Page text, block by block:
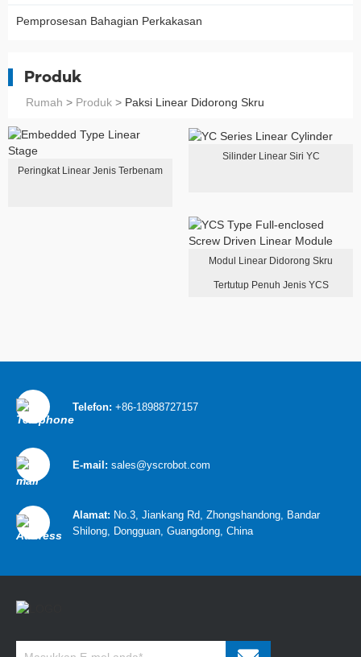
Pemprosesan Bahagian Perkakasan
Produk
Rumah > Produk > Paksi Linear Didorong Skru
Peringkat Linear Jenis Terbenam
Silinder Linear Siri YC
Modul Linear Didorong Skru
Tertutup Penuh Jenis YCS
Telefon: +86-18988727157
E-mail: sales@yscrobot.com
Alamat: No.3, Jiankang Rd, Zhongshandong, Bandar
Shilong, Dongguan, Guangdong, China